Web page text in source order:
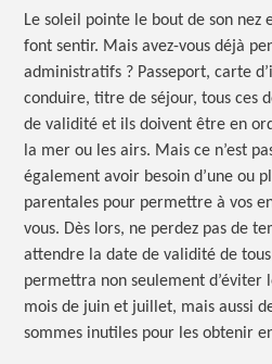
Le soleil pointe le bout de son nez
font sentir. Mais avez-vous déjà
administratifs ? Passeport, carte
conduire, titre de séjour, tous ces
de validité et ils doivent être en
la mer ou les airs. Mais ce n’est
également avoir besoin d’une ou
parentales pour permettre à vos
vous. Dès lors, ne perdez pas de
attendre la date de validité de
permettra non seulement d’éviter
mois de juin et juillet, mais aussi
sommes inutiles pour les obtenir